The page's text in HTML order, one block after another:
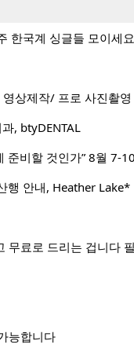
한국계 싱글들 모이세요
상제작/ 프로 사진촬영
, btyDENTAL
비할 것인가” 8월 7-
행 안내, Heather Lake*
무료로 드리는 겁니다
능합니다